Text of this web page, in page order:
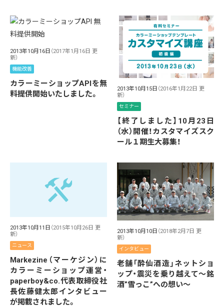
2013年10月16日 （2017年1月16日 更
新）
機能改善
カラーミーショップAPIを無
料提供開始いたしました。
2013年10月15日 （2016年1月22日 更
新）
セミナー
【終了しました】10月23日
（水）開催！カスタマイズスク
ール１期生大募集！
2013年10月11日 （2015年10月26日 更
新）
ニュース
Markezine（マーケジン）に
カラーミーショップ運営・
paperboy&co.代表取締役社
長佐藤健太郎インタビュー
が掲載されました。
2013年10月10日 （2018年2月7日 更
新）
インタビュー
老舗「酔仙酒造」ネットショ
ップ・震災を乗り越えて～銘
酒”雪っこ”への想い～